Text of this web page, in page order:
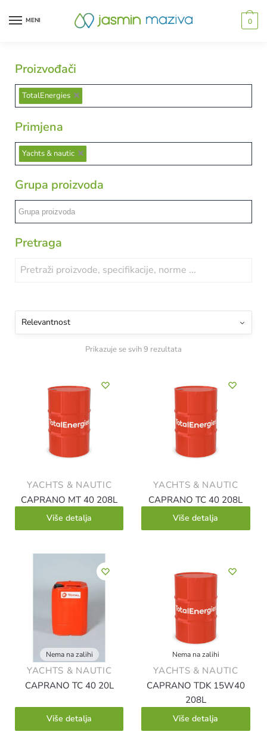
MENI 0
Proizvođači
TotalEnergies
Primjena
Yachts & nautic
Grupa proizvoda
Pretraga
Prikazuje se svih 9 rezultata
YACHTS & NAUTIC
CAPRANO MT 40 208L
Više detalja
YACHTS & NAUTIC
CAPRANO TC 40 208L
Više detalja
Nema na zalihi
YACHTS & NAUTIC
CAPRANO TC 40 20L
Više detalja
Nema na zalihi
YACHTS & NAUTIC
CAPRANO TDK 15W40
208L
Više detalja